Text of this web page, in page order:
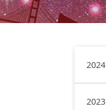
2024
2023